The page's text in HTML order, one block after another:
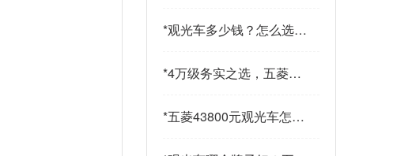
14座观光车——购车指南
请查收…
*观光车多少钱？怎么选？
答案…
*4万级务实之选，五菱
与性价比…
*五菱43800元观光车怎么